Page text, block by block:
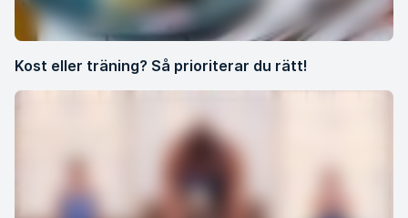
Kost eller träning? Så prioriterar du rätt!